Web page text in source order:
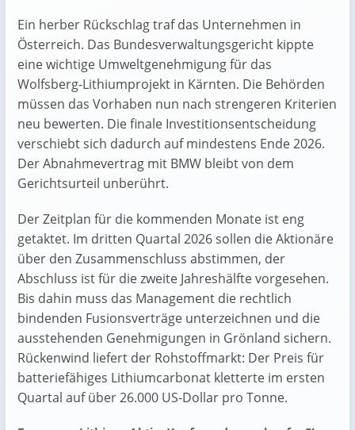
Ein herber Rückschlag traf das Unternehmen in
Österreich. Das Bundesverwaltungsgericht kippte
eine wichtige Umweltgenehmigung für das
Wolfsberg-Lithiumprojekt in Kärnten. Die Behörden
müssen das Vorhaben nun nach strengeren Kriterien
neu bewerten. Die finale Investitionsentscheidung
verschiebt sich dadurch auf mindestens Ende 2026.
Der Abnahmevertrag mit BMW bleibt von dem
Gerichtsurteil unberührt.
Der Zeitplan für die kommenden Monate ist eng
getaktet. Im dritten Quartal 2026 sollen die Aktionäre
über den Zusammenschluss abstimmen, der
Abschluss ist für die zweite Jahreshälfte vorgesehen.
Bis dahin muss das Management die rechtlich
bindenden Fusionsverträge unterzeichnen und die
ausstehenden Genehmigungen in Grönland sichern.
Rückenwind liefert der Rohstoffmarkt: Der Preis für
batteriefähiges Lithiumcarbonat kletterte im ersten
Quartal auf über 26.000 US-Dollar pro Tonne.